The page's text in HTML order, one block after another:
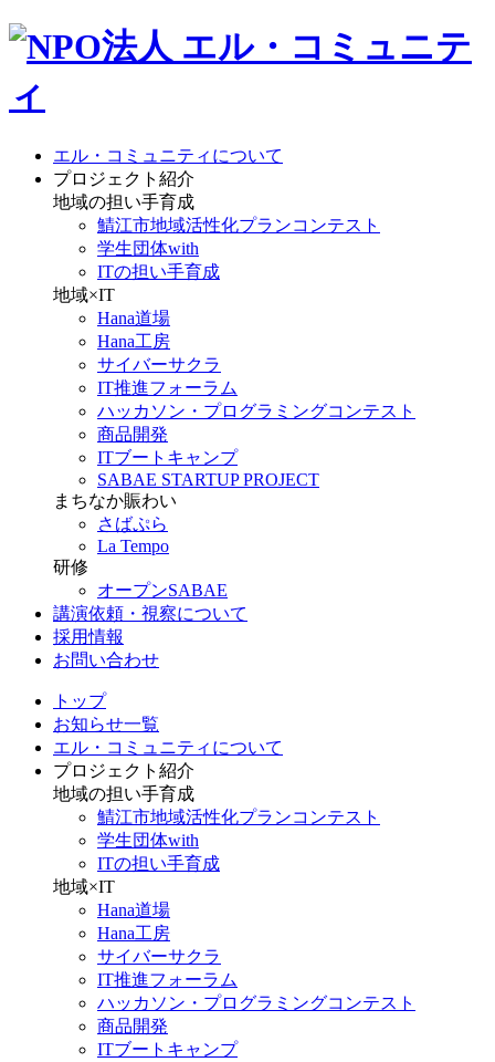
エル・コミュニティについて
プロジェクト紹介
地域の担い手育成
鯖江市地域活性化プランコンテスト
学生団体with
ITの担い手育成
地域×IT
Hana道場
Hana工房
サイバーサクラ
IT推進フォーラム
ハッカソン・プログラミングコンテスト
商品開発
ITブートキャンプ
SABAE STARTUP PROJECT
まちなか賑わい
さばぷら
La Tempo
研修
オープンSABAE
講演依頼・視察について
採用情報
お問い合わせ
トップ
お知らせ一覧
エル・コミュニティについて
プロジェクト紹介
地域の担い手育成
鯖江市地域活性化プランコンテスト
学生団体with
ITの担い手育成
地域×IT
Hana道場
Hana工房
サイバーサクラ
IT推進フォーラム
ハッカソン・プログラミングコンテスト
商品開発
ITブートキャンプ